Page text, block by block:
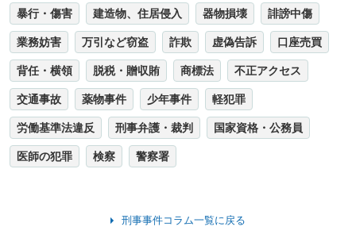
暴行・傷害 建造物、住居侵入 器物損壊 誹謗中傷
業務妨害 万引など窃盗 詐欺 虚偽告訴 口座売買
背任・横領 脱税・贈収賄 商標法 不正アクセス
交通事故 薬物事件 少年事件 軽犯罪
労働基準法違反 刑事弁護・裁判 国家資格・公務員
医師の犯罪 検察 警察署
刑事事件コラム一覧に戻る